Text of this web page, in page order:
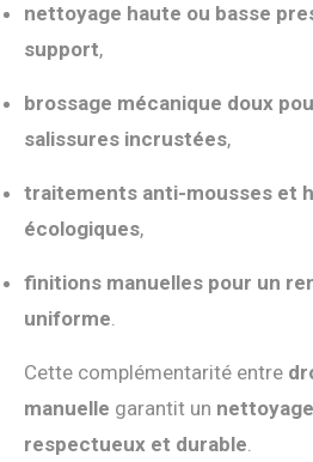
nettoyage haute ou basse
support,
brossage mécanique doux
salissures incrustées,
traitements anti-mousses et
écologiques,
finitions manuelles pour un
uniforme.
Cette complémentarité entre
manuelle garantit un
respectueux et durable.